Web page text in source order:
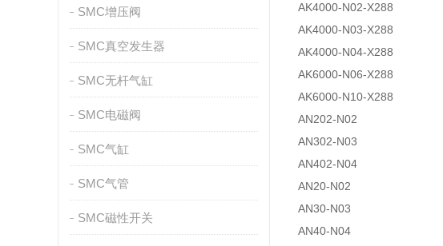
SMC增压阀
SMC真空发生器
SMC无杆气缸
SMC电磁阀
SMC气缸
SMC气管
SMC磁性开关
AK4000-N02-X288
AK4000-N03-X288
AK4000-N04-X288
AK6000-N06-X288
AK6000-N10-X288
AN202-N02
AN302-N03
AN402-N04
AN20-N02
AN30-N03
AN40-N04